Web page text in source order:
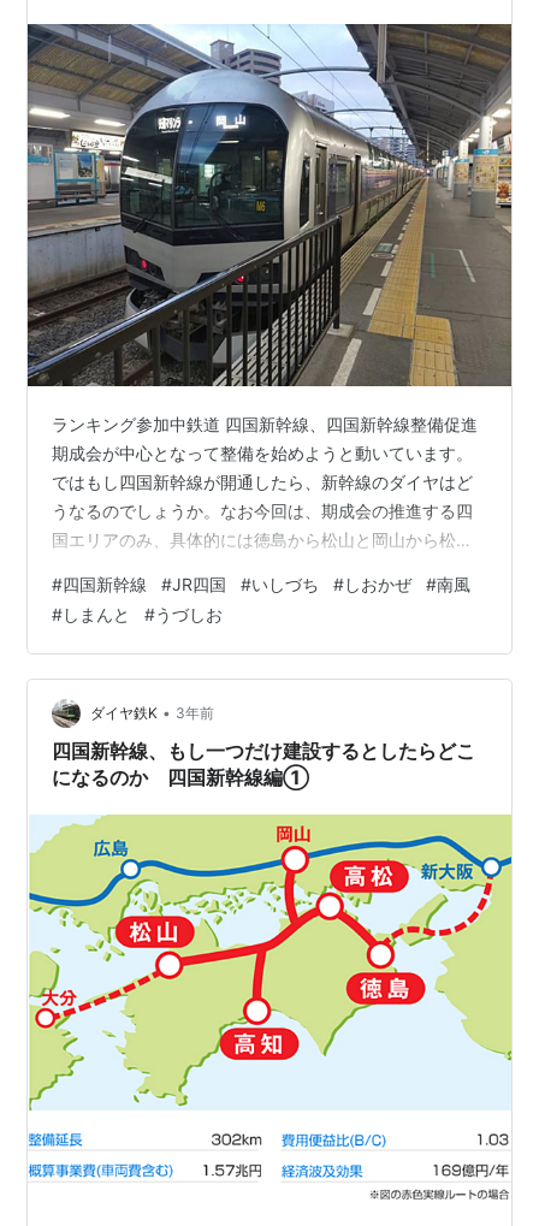
ランキング参加中鉄道 四国新幹線、四国新幹線整備促進
期成会が中心となって整備を始めようと動いています。
ではもし四国新幹線が開通したら、新幹線のダイヤはど
うなるのでしょうか。なお今回は、期成会の推進する四
国エリアのみ、具体的には徳島から松山と岡山から松山
ものとして考察していきます。 四国新幹線のルート 四国
新幹線整備促進期成会より 基本は、一時間に一本 確実に
設定される路線３選 しまんと号をどうするか まとめ 基
本は、一時間に一本 四国新幹線のルートとなるところを
走っている特急は、おおむね一時間に一本です。ではま
ず、その特急のルートと何両編成であ…
#四国新幹線 #JR四国 #いしづち #しおかぜ #南風
#しまんと #うづしお
ダイヤ鉄K • 3年前
四国新幹線、もし一つだけ建設するとしたらどこ
になるのか 四国新幹線編①